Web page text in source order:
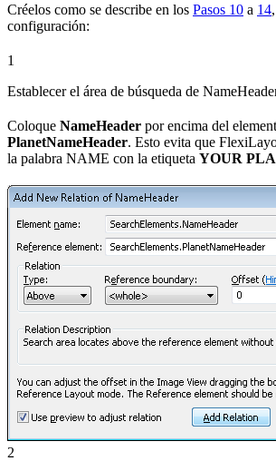
Créelos como se describe en los Pasos 10 a 14
configuración:
1
Establecer el área de búsqueda de
Coloque NameHeader por encima del
PlanetNameHeader. Esto evita que
la palabra NAME con la etiqueta YOUR
2